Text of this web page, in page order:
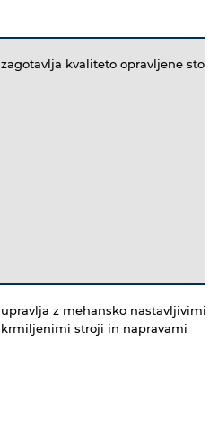
zagotavlja kvaliteto opravljene
upravlja z mehansko nastavljivimi
krmiljenimi stroji in napravami